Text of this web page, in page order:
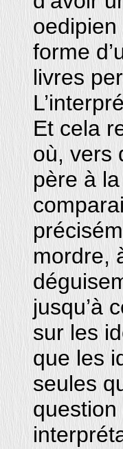
oedipien
forme
livres
Et cela
où, vers
père à
mordre,
jusqu’à
sur les
que les
seules
question